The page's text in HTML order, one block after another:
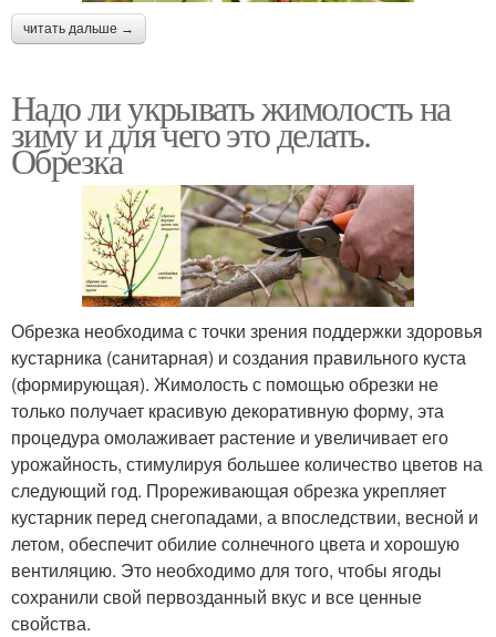
читать дальше →
Надо ли укрывать жимолость на
зиму и для чего это делать.
Обрезка
Обрезка необходима с точки зрения поддержки здоровья
кустарника (санитарная) и создания правильного куста
(формирующая). Жимолость с помощью обрезки не
только получает красивую декоративную форму, эта
процедура омолаживает растение и увеличивает его
урожайность, стимулируя большее количество цветов на
следующий год. Прореживающая обрезка укрепляет
кустарник перед снегопадами, а впоследствии, весной и
летом, обеспечит обилие солнечного цвета и хорошую
вентиляцию. Это необходимо для того, чтобы ягоды
сохранили свой первозданный вкус и все ценные
свойства.